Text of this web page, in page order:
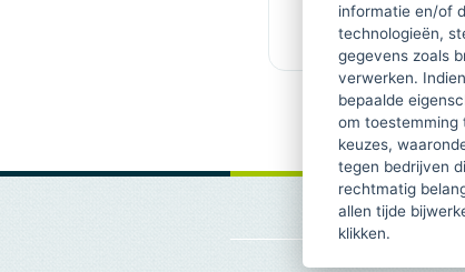
informatie en/of
technologieën,
gegevens zoals
verwerken.
bepaalde
om toestemming
keuzes,
tegen bedrijven
rechtmatig
allen tijde
klikken.